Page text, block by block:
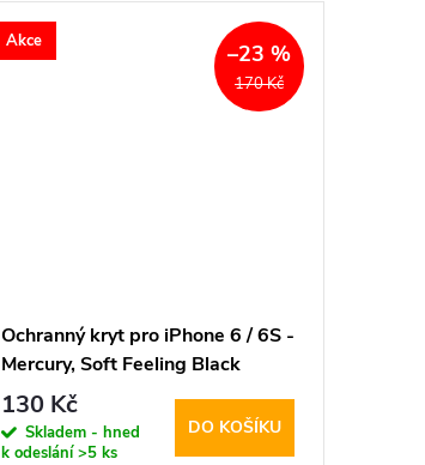
Akce
170 Kč
–23 %
Ochranný kryt pro iPhone 6 / 6S -
Mercury, Soft Feeling Black
130 Kč
Skladem - hned
k odeslání>5 ks
DO KOŠÍKU